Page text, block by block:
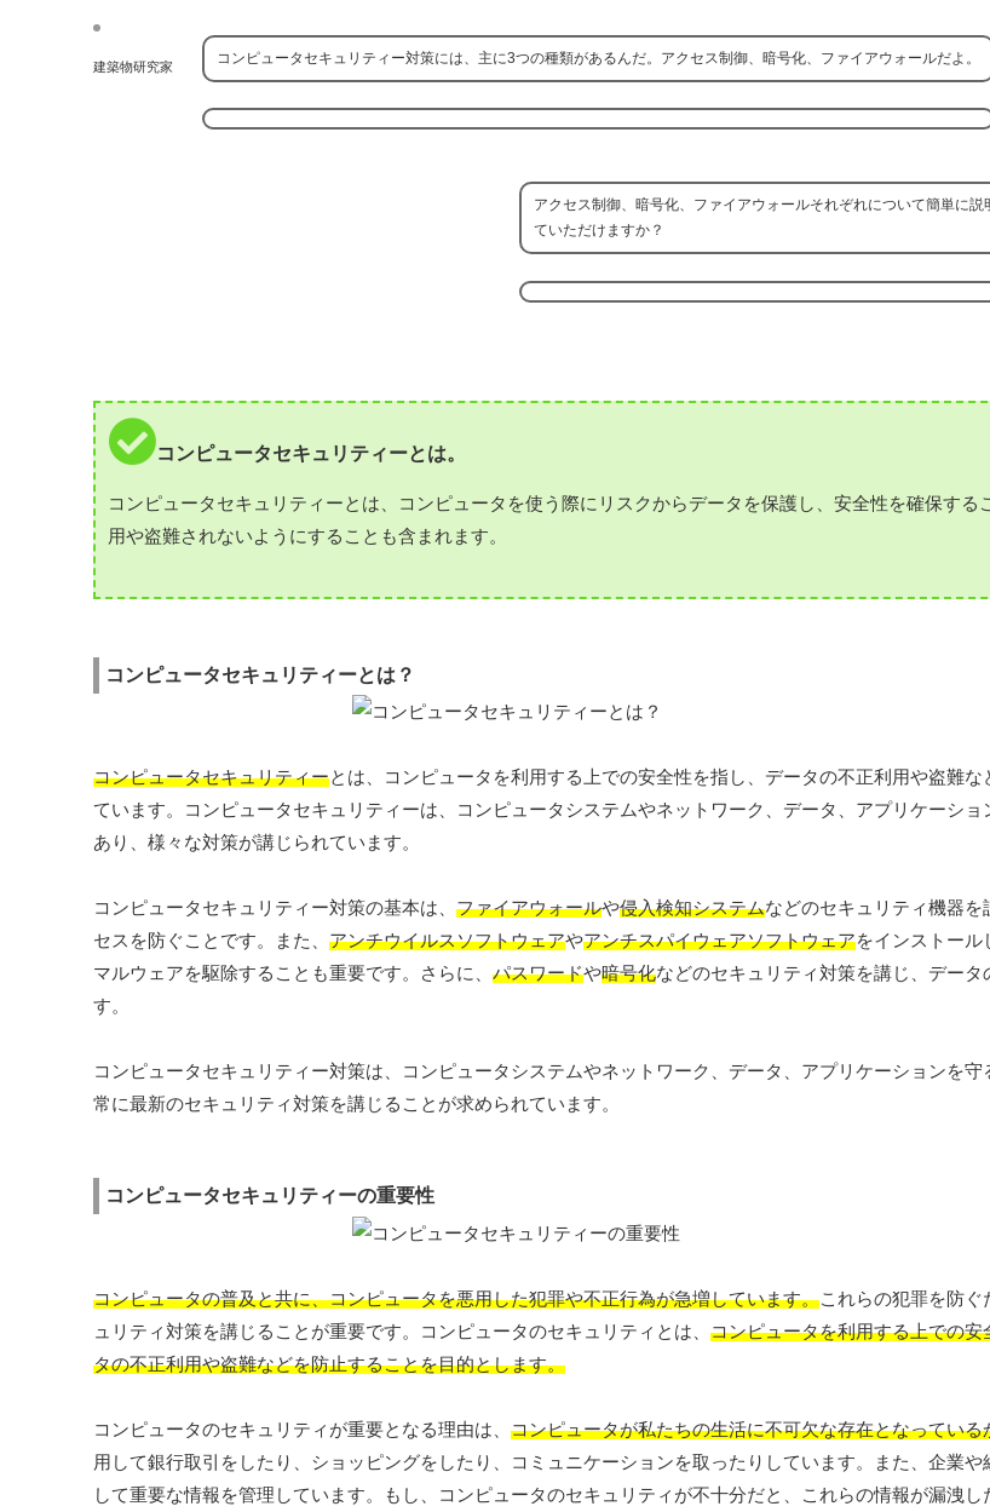
建築物研究家
コンピュータセキュリティー対策には、主に3つの種類があるんだ。アクセス制御、暗号化、ファイアウォールだよ。
アクセス制御、暗号化、ファイアウォールそれぞれについて簡単に説
ていただけますか？
コンピュータセキュリティーとは。
コンピュータセキュリティーとは、コンピュータを使う際にリスクからデータを保護し、安全性を確保する
用や盗難されないようにすることも含まれます。
コンピュータセキュリティーとは？
コンピュータセキュリティーとは、コンピュータを利用する上での安全性を指し、データの不正利用や盗難
ています。コンピュータセキュリティーは、コンピュータシステムやネットワーク、データ、アプリケーシ
あり、様々な対策が講じられています。
コンピュータセキュリティー対策の基本は、 ファイアウォールや侵入検知システムなどのセキュリティ機器
セスを防ぐことです。また、 アンチウイルスソフトウェアやアンチスパイウェアソフトウェアをインストール
マルウェアを駆除することも重要です。さらに、 パスワードや暗号化などのセキュリティ対策を講じ、デー
す。
コンピュータセキュリティー対策は、コンピュータシステムやネットワーク、データ、アプリケーションを守
常に最新のセキュリティ対策を講じることが求められています。
コンピュータセキュリティーの重要性
コンピュータの普及と共に、コンピュータを悪用した犯罪や不正行為が急増しています。これらの犯罪を防
ュリティ対策を講じることが重要です。コンピュータのセキュリティとは、 コンピュータを利用する上での
タの不正利用や盗難などを防止することを目的とします。
コンピュータのセキュリティが重要となる理由は、 コンピュータが私たちの生活に不可欠な存在となっている
用して銀行取引をしたり、ショッピングをしたり、コミュニケーションを取ったりしています。また、企業
して重要な情報を管理しています。もし、コンピュータのセキュリティが不十分だと、これらの情報が漏洩